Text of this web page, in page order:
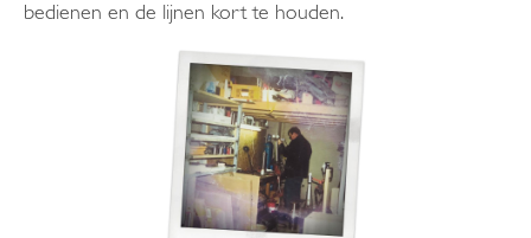
bedienen en de lijnen kort te houden.